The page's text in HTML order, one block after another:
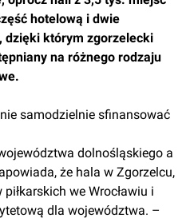
hotelową i dwie
dzięki którym zgorzelecki
na różnego rodzaju
że hala w Zgorzelcu,
we Wrocławiu i
dla województwa. –